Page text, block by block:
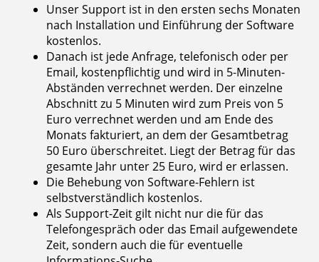
Unser Support ist in den ersten sechs Monaten
nach Installation und Einführung der Software
kostenlos.
Danach ist jede Anfrage, telefonisch oder per
Email, kostenpflichtig und wird in 5-Minuten-
Abständen verrechnet werden. Der einzelne
Abschnitt zu 5 Minuten wird zum Preis von 5
Euro verrechnet werden und am Ende des
Monats fakturiert, an dem der Gesamtbetrag
50 Euro überschreitet. Liegt der Betrag für das
gesamte Jahr unter 25 Euro, wird er erlassen.
Die Behebung von Software-Fehlern ist
selbstverständlich kostenlos.
Als Support-Zeit gilt nicht nur die für das
Telefongespräch oder das Email aufgewendete
Zeit, sondern auch die für eventuelle